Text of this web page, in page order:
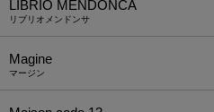
LIBRIO MENDONCA
リブリオメンドンサ
Magine
マージン